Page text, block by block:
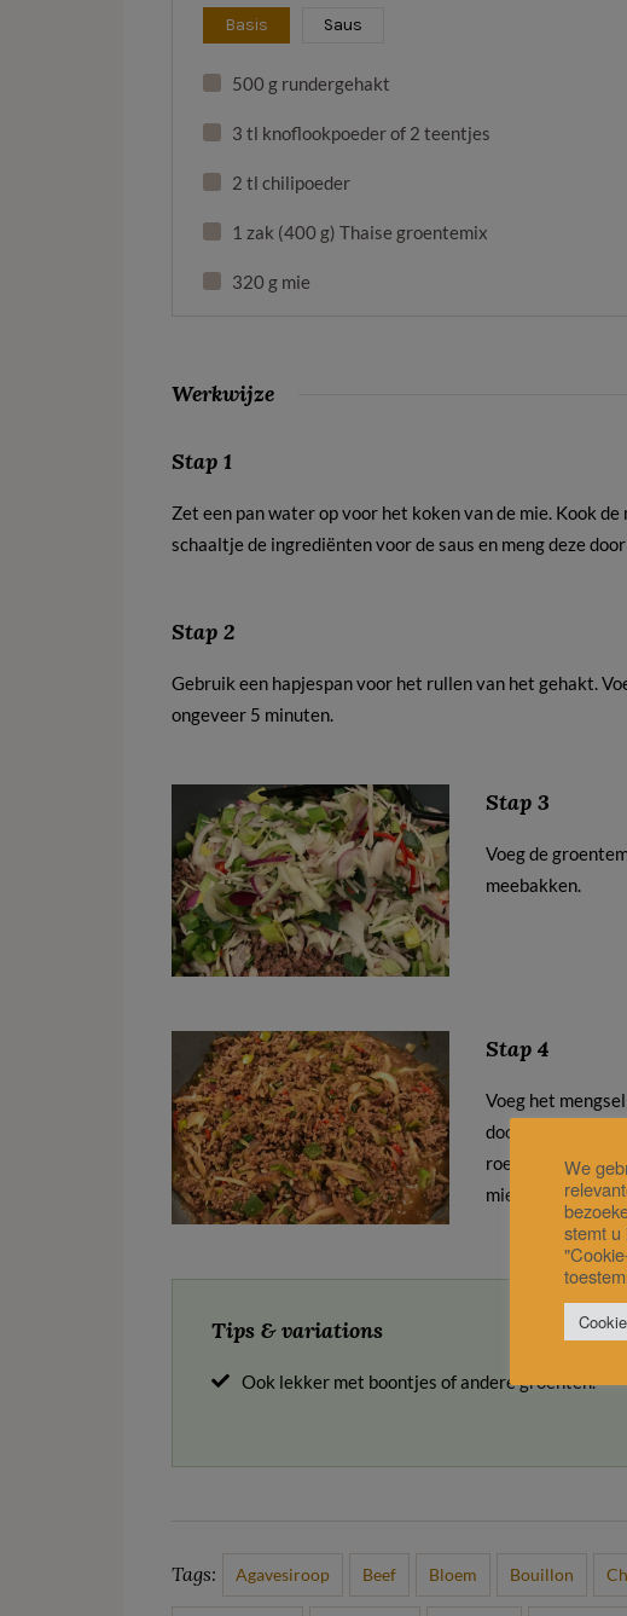
Basis Saus
500 g rundergehakt
3 tl knoflookpoeder of 2 teentjes
2 tl chilipoeder
1 zak (400 g) Thaise groentemix
320 g mie
Werkwijze
Stap 1
Zet een pan water op voor het koken van de mie. Kook
schaaltje de ingrediënten voor de saus en meng deze
Stap 2
Gebruik een hapjespan voor het rullen van het gehakt.
ongeveer 5 minuten.
Stap 3
Voeg de
meebakken.
Stap 4
Voeg het
door het gehakt-
roer dit ook goed
mie klaar is. Eet
Tips & variations
Ook lekker met boontjes of andere groenten.
Tags: Agavesiroop Beef Bloem Bouillon
We
stemt u